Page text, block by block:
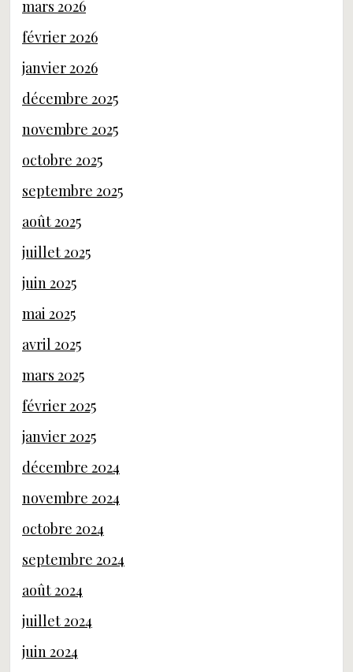
mars 2026
février 2026
janvier 2026
décembre 2025
novembre 2025
octobre 2025
septembre 2025
août 2025
juillet 2025
juin 2025
mai 2025
avril 2025
mars 2025
février 2025
janvier 2025
décembre 2024
novembre 2024
octobre 2024
septembre 2024
août 2024
juillet 2024
juin 2024